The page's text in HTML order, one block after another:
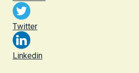
Twitter
Linkedin